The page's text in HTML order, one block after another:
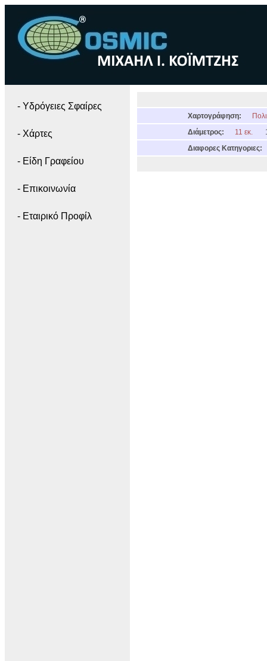
- Yδρόγειες Σφαίρες
- Χάρτες
- Είδη Γραφείου
- Επικοινωνία
- Εταιρικό Προφίλ
Χαρτογράφηση:
Διάμετρος:
11 εκ.
Διαφορες Κατηγοριες: